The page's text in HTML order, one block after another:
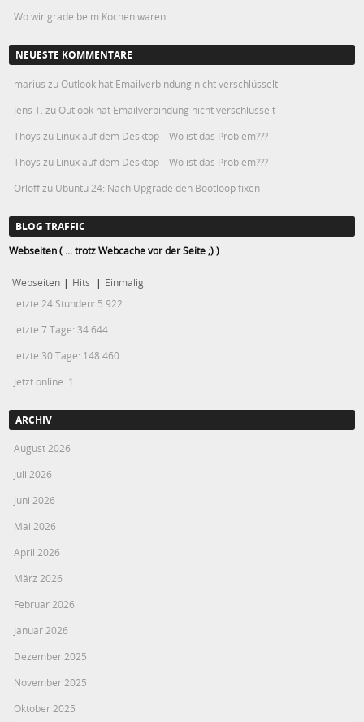
Wo wir grade beim Kochen waren…
NEUESTE KOMMENTARE
marius zu Outlook hat Emailverbindung nicht verschlüsselt
Jens T. zu Outlook hat Emailverbindung nicht verschlüsselt
Thoys zu Linux auf dem Desktop – Wo ist das Problem???
Thoys zu Linux auf dem Desktop – Wo ist das Problem???
Orloffzu Ubuntu 24: Nach Upgrade den Bootloop fixen
BLOG TRAFFIC
Webseiten ( ... trotz Webcache vor der Seite ;) )
Webseiten | Hits | Einmalig
letzte 24 Stunden: 5.922
letzte 7 Tage: 34.644
letzte 30 Tage: 148.460
Jetzt online: 1
ARCHIV
August 2026
Juli 2026
Juni 2026
Mai 2026
April 2026
März 2026
Februar 2026
Januar 2026
Dezember 2025
November 2025
Oktober 2025